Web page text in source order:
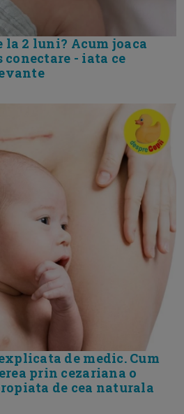
la 2 luni? Acum joaca
- iata ce
de medic. Cum
prin cezariana o
de cea naturala